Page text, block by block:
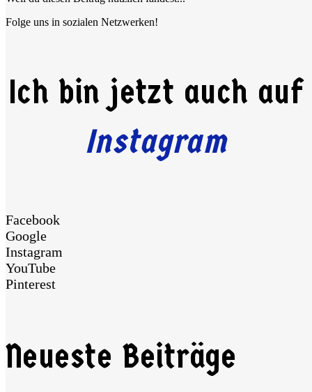
Folge uns in sozialen Netzwerken!
Ich bin jetzt auch auf
Instagram
Facebook
Google
Instagram
YouTube
Pinterest
Neueste Beiträge